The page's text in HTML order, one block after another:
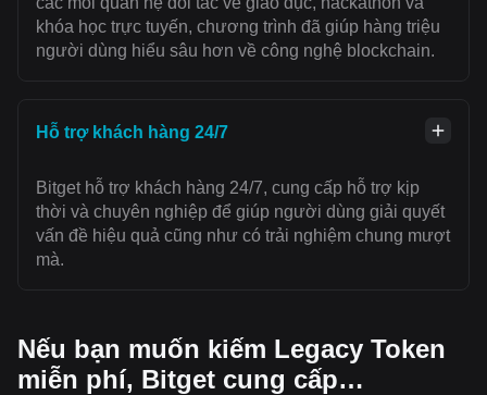
khóa học trực tuyến, chương trình đã giúp hàng triệu
người dùng hiểu sâu hơn về công nghệ blockchain.
Hỗ trợ khách hàng 24/7
Bitget hỗ trợ khách hàng 24/7, cung cấp hỗ trợ kịp
thời và chuyên nghiệp để giúp người dùng giải quyết
vấn đề hiệu quả cũng như có trải nghiệm chung mượt
mà.
Nếu bạn muốn kiếm Legacy Token
miễn phí, Bitget cung cấp…